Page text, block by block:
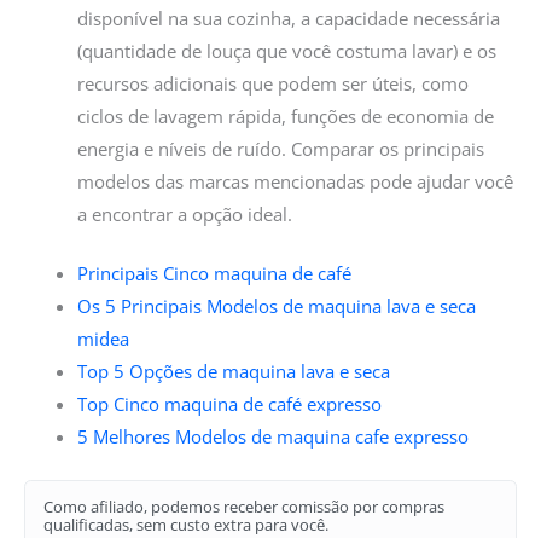
disponível na sua cozinha, a capacidade necessária
(quantidade de louça que você costuma lavar) e os
recursos adicionais que podem ser úteis, como
ciclos de lavagem rápida, funções de economia de
energia e níveis de ruído. Comparar os principais
modelos das marcas mencionadas pode ajudar você
a encontrar a opção ideal.
Principais Cinco maquina de café
Os 5 Principais Modelos de maquina lava e seca
midea
Top 5 Opções de maquina lava e seca
Top Cinco maquina de café expresso
5 Melhores Modelos de maquina cafe expresso
Como afiliado, podemos receber comissão por compras
qualificadas, sem custo extra para você.